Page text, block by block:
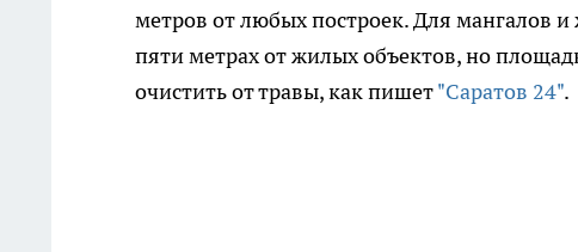
метров от любых построек. Для мангалов
пяти метрах от жилых объектов, но
очистить от травы, как пишет"Саратов 24".